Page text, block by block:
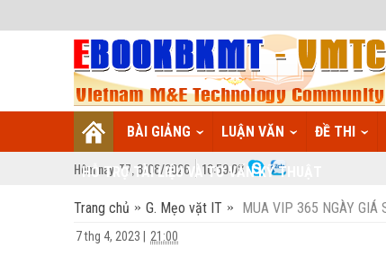
BÀI GIẢNG LUẬN VĂN ĐỀ THI
HỖ TRỢ TÀI LIỆU VÀ TƯ VẤN KỸ THUẬT
Hôm nay: T7, 8/08/2026 10:59:09
Trang chủ G. Mẹo vặt IT MUA VIP 365 NGÀY GIÁ
7 thg 4, 2023 21:00